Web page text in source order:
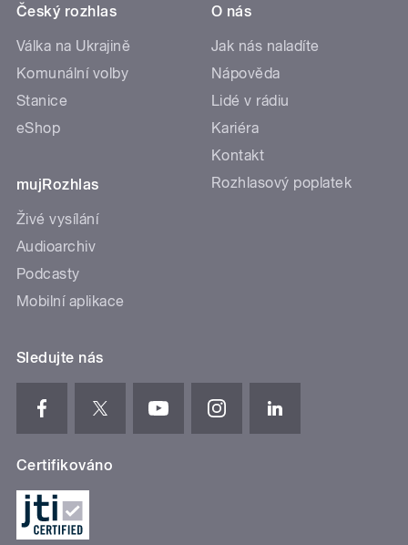
Český rozhlas
Válka na Ukrajině
Komunální volby
Stanice
eShop
mujRozhlas
Živé vysílání
Audioarchiv
Podcasty
Mobilní aplikace
O nás
Jak nás naladíte
Nápověda
Lidé v rádiu
Kariéra
Kontakt
Rozhlasový poplatek
Sledujte nás
Certifikováno